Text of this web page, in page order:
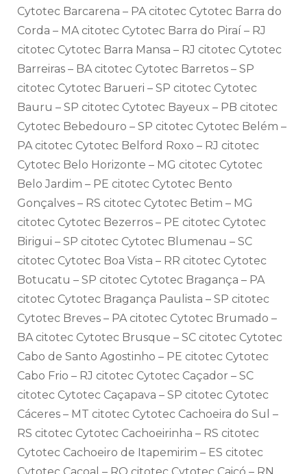
Cytotec Barcarena – PA citotec Cytotec Barra do
Corda – MA citotec Cytotec Barra do Piraí – RJ
citotec Cytotec Barra Mansa – RJ citotec Cytotec
Barreiras – BA citotec Cytotec Barretos – SP
citotec Cytotec Barueri – SP citotec Cytotec
Bauru – SP citotec Cytotec Bayeux – PB citotec
Cytotec Bebedouro – SP citotec Cytotec Belém –
PA citotec Cytotec Belford Roxo – RJ citotec
Cytotec Belo Horizonte – MG citotec Cytotec
Belo Jardim – PE citotec Cytotec Bento
Gonçalves – RS citotec Cytotec Betim – MG
citotec Cytotec Bezerros – PE citotec Cytotec
Birigui – SP citotec Cytotec Blumenau – SC
citotec Cytotec Boa Vista – RR citotec Cytotec
Botucatu – SP citotec Cytotec Bragança – PA
citotec Cytotec Bragança Paulista – SP citotec
Cytotec Breves – PA citotec Cytotec Brumado –
BA citotec Cytotec Brusque – SC citotec Cytotec
Cabo de Santo Agostinho – PE citotec Cytotec
Cabo Frio – RJ citotec Cytotec Caçador – SC
citotec Cytotec Caçapava – SP citotec Cytotec
Cáceres – MT citotec Cytotec Cachoeira do Sul –
RS citotec Cytotec Cachoeirinha – RS citotec
Cytotec Cachoeiro de Itapemirim – ES citotec